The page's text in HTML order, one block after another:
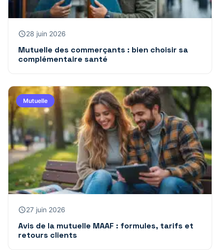
28 juin 2026
Mutuelle des commerçants : bien choisir sa
complémentaire santé
Mutuelle
27 juin 2026
Avis de la mutuelle MAAF : formules, tarifs et
retours clients